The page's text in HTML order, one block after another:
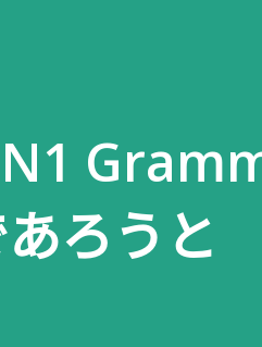
N1
ろうと